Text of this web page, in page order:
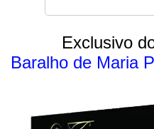
Exclusivo
Baralho de Maria